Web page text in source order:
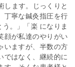
します。じっくりと
丁寧な鍼灸指圧を行
。」「楽 になりま
顔が私達のやりがい
いますが、半数の方
ではなく、継続的に